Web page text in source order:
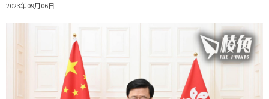
2023年09月06日